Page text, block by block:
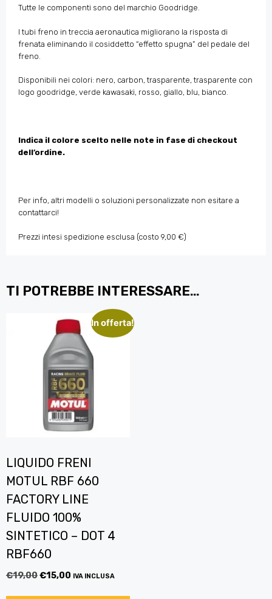
Tutte le componenti sono del marchio Goodridge.
I tubi freno in treccia aeronautica migliorano la risposta di
frenata eliminando il cosiddetto “effetto spugna” del pedale del
freno.
Disponibili nei colori: nero, carbon, trasparente, trasparente con
logo goodridge, verde kawasaki, rosso, giallo, blu, bianco.
Indica il colore scelto nelle note in fase di checkout
dell’ordine.
Per info, altri modelli o soluzioni personalizzate non esitare a
contattarci!
Prezzi intesi spedizione esclusa (costo 9,00 €)
TI POTREBBE INTERESSARE…
In offerta!
LIQUIDO FRENI
MOTUL RBF 660
FACTORY LINE
FLUIDO 100%
SINTETICO – DOT 4
RBF660
€19,00€15,00 IVA INCLUSA